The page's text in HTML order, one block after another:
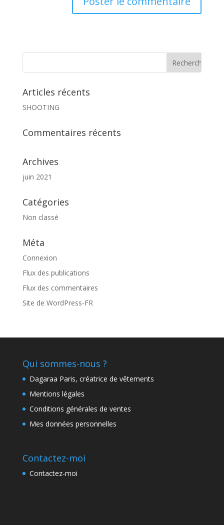
Articles récents
SHOOTING
Commentaires récents
Archives
juin 2021
Catégories
Non classé
Méta
Connexion
Flux des publications
Flux des commentaires
Site de WordPress-FR
Qui sommes-nous ?
Dagaraa Paris, créatrice de vêtements
Mentions légales
Conditions générales de ventes
Mes données personnelles
Contactez-moi
Contactez-moi